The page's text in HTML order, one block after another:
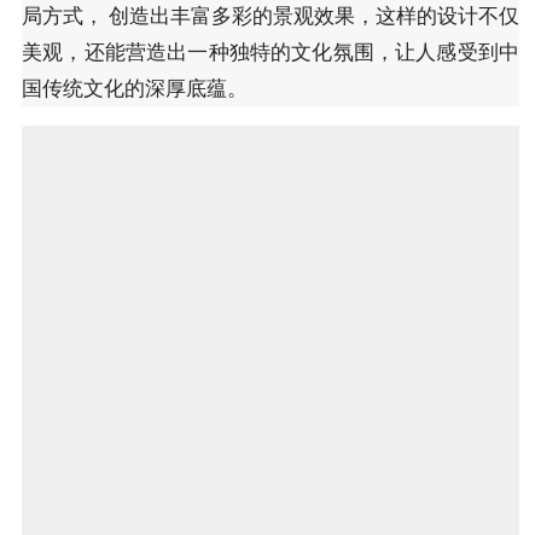
局方式， 创造出丰富多彩的景观效果，这样的设计不仅
美观，还能营造出一种独特的文化氛围，让人感受到中
国传统文化的深厚底蕴。